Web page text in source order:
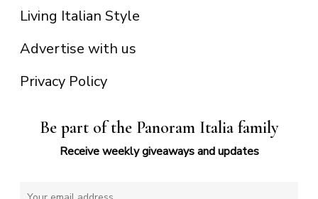
Living Italian Style
Advertise with us
Privacy Policy
Be part of the Panoram Italia family
Receive weekly giveaways and updates